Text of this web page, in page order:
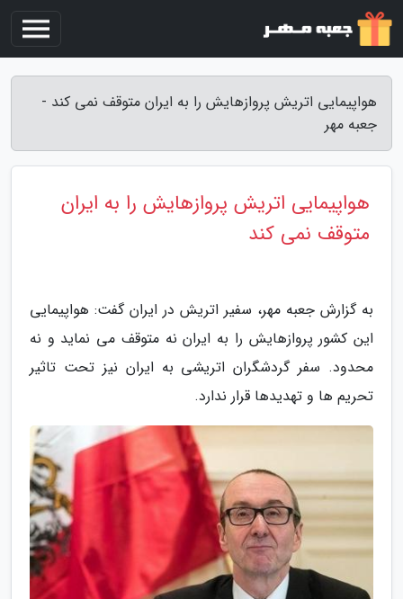
هواپیمایی اتریش پروازهایش را به ایران متوقف نمی کند -
جعبه مهر
هواپیمایی اتریش پروازهایش را به ایران
متوقف نمی کند
به گزارش جعبه مهر، سفیر اتریش در ایران گفت: هواپیمایی
این کشور پروازهایش را به ایران نه متوقف می نماید و نه
محدود. سفر گردشگران اتریشی به ایران نیز تحت تاثیر
تحریم ها و تهدیدها قرار ندارد.